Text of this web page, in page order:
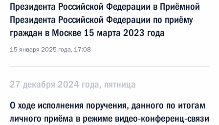
Президента Российской Федерации в Приёмной
Президента Российской Федерации по приёму
граждан в Москве 15 марта 2023 года
15 января 2025 года, 17:08
27 декабря 2024 года, пятница
О ходе исполнения поручения, данного по итогам
личного приёма в режиме видео-конференц-связи